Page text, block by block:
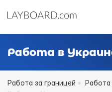
Работа в
Работа за границей
Работа